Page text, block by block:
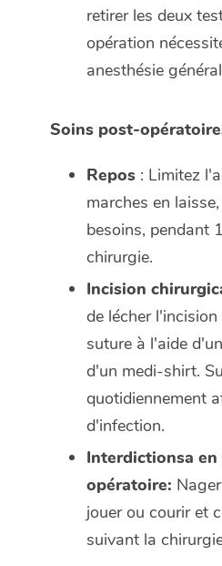
retirer les deux
opération
anesthésie
Soins post-
Repos : Limitez
marches en
besoins, pendant
chirurgie.
Incision
de lécher
suture à l'aide
d'un medi-shirt.
quotidiennement
d'infection.
Interdictionsa
opératoire:
jouer ou courir et
suivant la